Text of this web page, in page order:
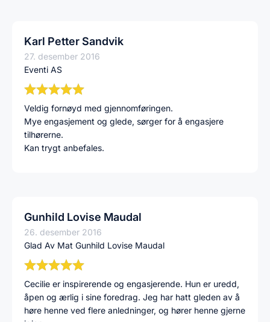
Karl Petter Sandvik
27. desember 2016
Eventi AS
Veldig fornøyd med gjennomføringen.
Mye engasjement og glede, sørger for å engasjere
tilhørerne.
Kan trygt anbefales.
Gunhild Lovise Maudal
26. desember 2016
Glad Av Mat Gunhild Lovise Maudal
Cecilie er inspirerende og engasjerende. Hun er uredd,
åpen og ærlig i sine foredrag. Jeg har hatt gleden av å
høre henne ved flere anledninger, og hører henne gjerne